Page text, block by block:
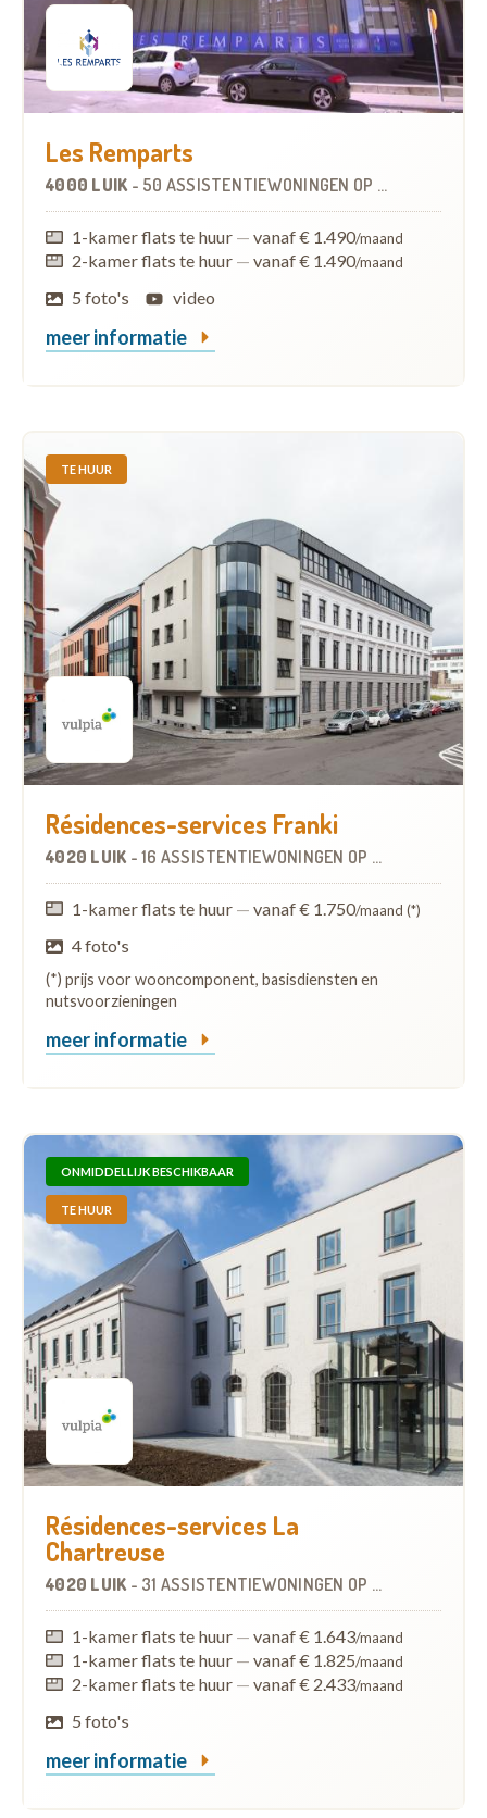
Les Remparts
4000 LUIK - 50 ASSISTENTIEWONINGEN OP 1.5 KM
1-kamer flats te huur — vanaf € 1.490/maand
2-kamer flats te huur — vanaf € 1.490/maand
5 foto's video
meer informatie
TE HUUR
Résidences-services Franki
4020 LUIK - 16 ASSISTENTIEWONINGEN OP 1.7 KM
1-kamer flats te huur — vanaf € 1.750/maand (*)
4 foto's
(*) prijs voor wooncomponent, basisdiensten en
nutsvoorzieningen
meer informatie
ONMIDDELLIJK BESCHIKBAAR
TE HUUR
Résidences-services La
Chartreuse
4020 LUIK - 31 ASSISTENTIEWONINGEN OP 1.4 KM
1-kamer flats te huur — vanaf € 1.643/maand
1-kamer flats te huur — vanaf € 1.825/maand
2-kamer flats te huur — vanaf € 2.433/maand
5 foto's
meer informatie